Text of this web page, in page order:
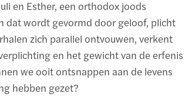
en Esther, een orthodox joods
dat wordt gevormd door geloof, plicht
zich parallel ontvouwen, verkent
en het gewicht van de erfenis
we ooit ontsnappen aan de levens
hebben gezet?